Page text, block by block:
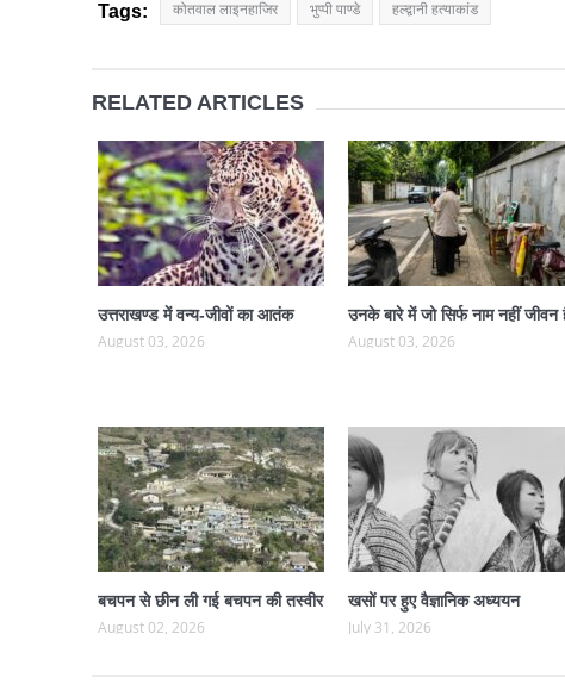
Tags: कोतवाल लाइनहाजिर भुप्पी पाण्डे हल्द्वानी हत्याकांड
RELATED ARTICLES
उत्तराखण्ड में वन्य-जीवों का आतंक
August 03, 2026
उनके बारे में जो सिर्फ नाम नहीं जीवन
August 03, 2026
बचपन से छीन ली गई बचपन की तस्वीर
August 02, 2026
खसों पर हुए वैज्ञानिक अध्ययन
July 31, 2026